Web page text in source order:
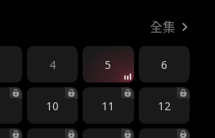
全集
4 5 6
10 11 12